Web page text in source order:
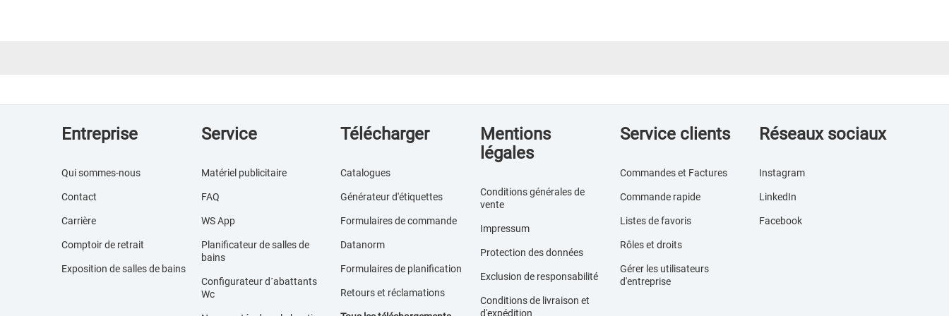
Entreprise
Qui sommes-nous
Contact
Carrière
Comptoir de retrait
Exposition de salles de bains
Service
Matériel publicitaire
FAQ
WS App
Planificateur de salles de
bains
Configurateur d´abattants
Wc
Télécharger
Catalogues
Générateur d'étiquettes
Formulaires de commande
Datanorm
Formulaires de planification
Retours et réclamations
Mentions
légales
Conditions générales de
vente
Impressum
Protection des données
Exclusion de responsabilité
Conditions de livraison et
d'expédition
Service clients
Commandes et Factures
Commande rapide
Listes de favoris
Rôles et droits
Gérer les utilisateurs
d'entreprise
Réseaux sociaux
Instagram
LinkedIn
Facebook